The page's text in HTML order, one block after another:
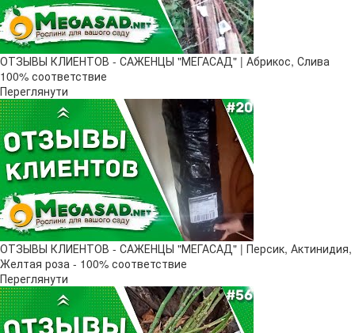
ОТЗЫВЫ КЛИЕНТОВ - САЖЕНЦЫ "МЕГАСАД" | Абрикос, Слива
100% соответствие
Переглянути
ОТЗЫВЫ КЛИЕНТОВ - САЖЕНЦЫ "МЕГАСАД" | Персик, Актинидия,
Желтая роза - 100% соответствие
Переглянути